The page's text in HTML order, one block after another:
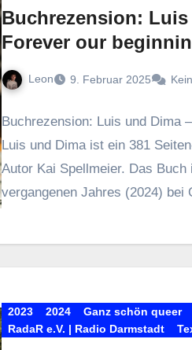
Buchrezension: Luis
Forever our
Leon 9. Februar 2025
Buchrezension: Luis und Dima
Luis und Dima ist ein 381
Autor Kai Spellmeier. Das Buch
vergangenen Jahres (2024) bei
2023 2024 Ganz schön queer
RadaR e.V. | Radio Darmstadt